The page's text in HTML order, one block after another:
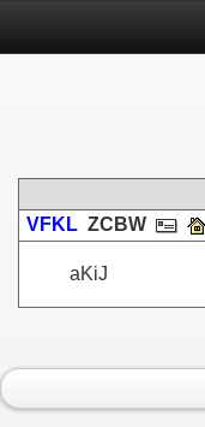
VFKL ZCBW
aKiJ